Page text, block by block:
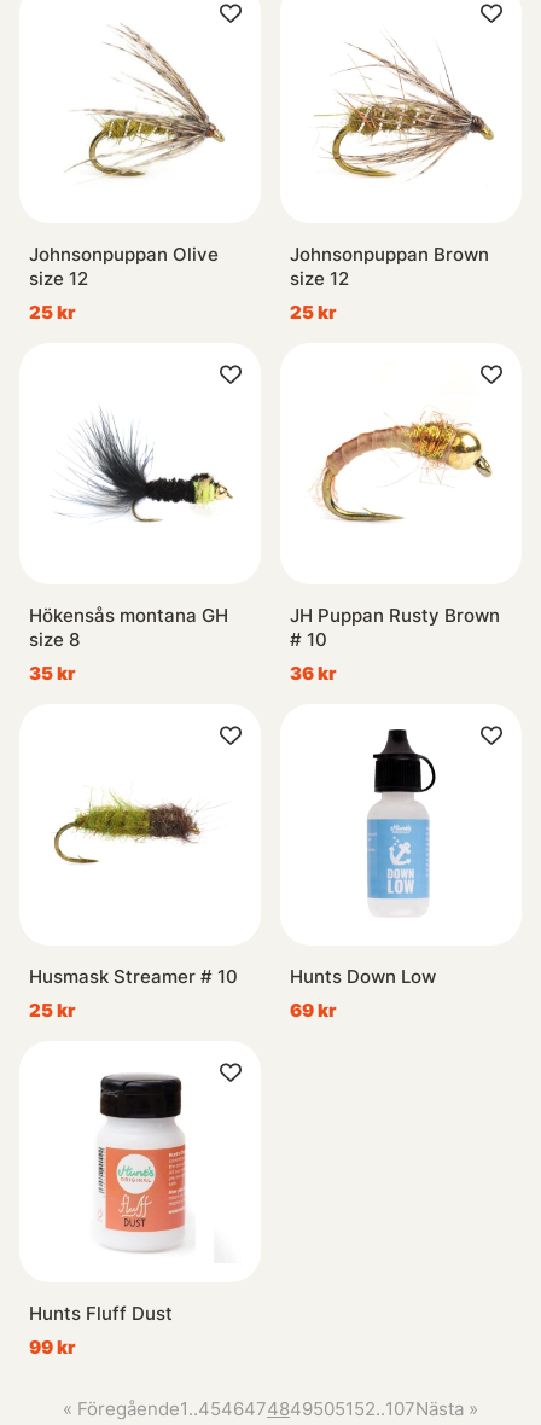
Johnsonpuppan Olive
size 12
25 kr
Johnsonpuppan Brown
size 12
25 kr
Hökensås montana GH
size 8
35 kr
JH Puppan Rusty Brown
# 10
36 kr
Husmask Streamer # 10
25 kr
Hunts Down Low
69 kr
Hunts Fluff Dust
99 kr
« Föregående1..4546474849505152..107Nästa »